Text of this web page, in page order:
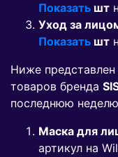
Показать шт
Уход за
Показать шт
Ниже
товаров бренда
последнюю
Маска для
артикул на